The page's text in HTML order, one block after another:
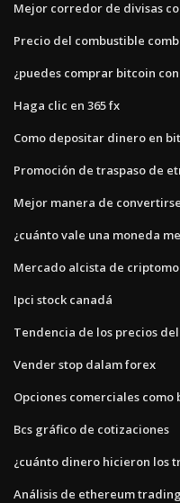
Mejor corredor de divisas
Precio del combustible
¿puedes comprar bitcoin
Haga clic en 365 fx
Como depositar dinero en
Promoción de traspaso de
Mejor manera de
¿cuánto vale una moneda
Mercado alcista de
Ipci stock canadá
Tendencia de los precios
Vender stop dalam forex
Opciones comerciales
Bcs gráfico de cotizaciones
¿cuánto dinero hicieron los
Análisis de ethereum